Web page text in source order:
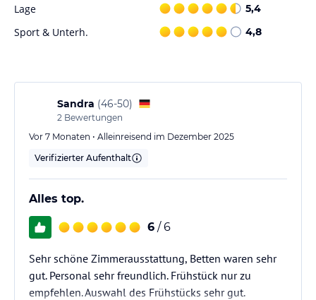
Lage 5,4
Sport & Unterh. 4,8
Sandra (46-50)
2 Bewertungen
Vor 7 Monaten • Alleinreisend im Dezember 2025
Verifizierter Aufenthalt
Alles top.
6 / 6
Sehr schöne Zimmerausstattung, Betten waren sehr
gut. Personal sehr freundlich. Frühstück nur zu
empfehlen. Auswahl des Frühstücks sehr gut.